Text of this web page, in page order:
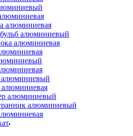
алюминиевая
алюминиевый
алюминиевая
алюминиевый
алюминиевый
алюминиевый